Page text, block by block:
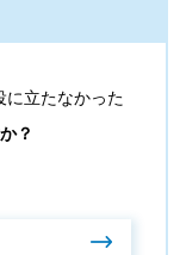
に立たなかった
？